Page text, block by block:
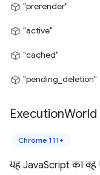
"prerender"
"active"
"cached"
"pending_deletion"
ExecutionWorld
Chrome 111+
यह JavaScript का वह